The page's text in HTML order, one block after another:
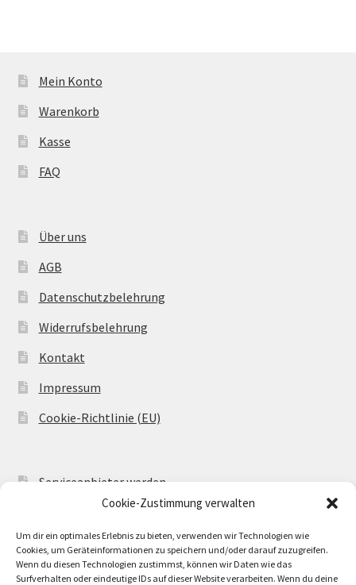
Cookie-Zustimmung verwalten
Um dir ein optimales Erlebnis zu bieten, verwenden wir Technologien wie
Cookies, um Geräteinformationen zu speichern und/oder darauf zuzugreifen.
Wenn du diesen Technologien zustimmst, können wir Daten wie das
Surfverhalten oder eindeutige IDs auf dieser Website verarbeiten. Wenn du deine
Mein Konto
Warenkorb
Kasse
FAQ
Über uns
AGB
Datenschutzbelehrung
Widerrufsbelehrung
Kontakt
Impressum
Cookie-Richtlinie (EU)
Serviceanbieter werden
Serviceangebot einstellen
AR Welcome
AR Config